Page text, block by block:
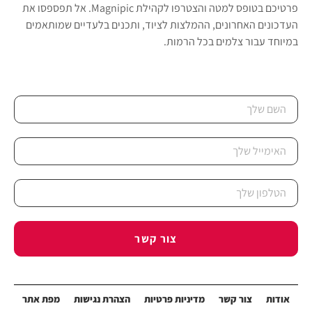
צור קשר
פרטיכם בטופס למטה והצטרפו לקהילת Magnipic. אל תפספסו את
העדכונים האחרונים, ההמלצות לציוד, ותכנים בלעדיים שמותאמים
במיוחד עבור צלמים בכל הרמות.
אודות צור קשר מדיניות פרטיות הצהרת נגישות מפת אתר